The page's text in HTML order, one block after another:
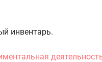
инвентарь.